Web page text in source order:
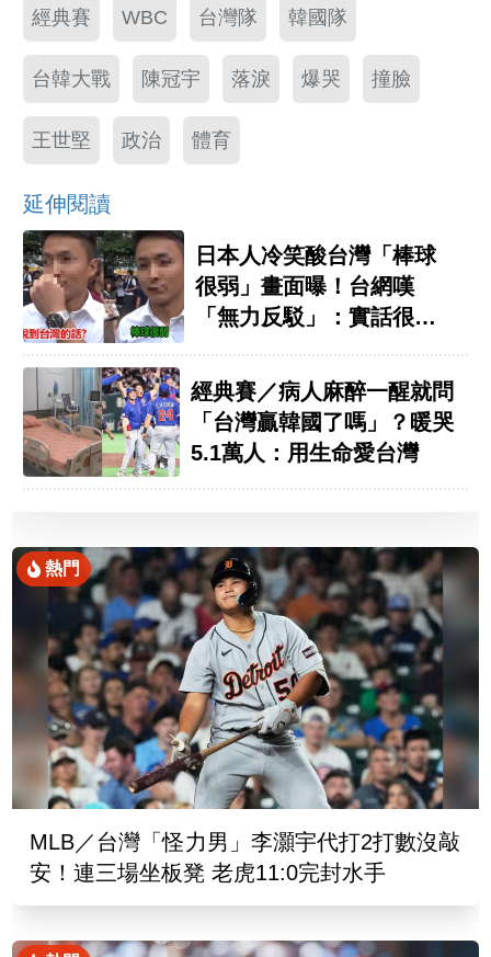
經典賽 WBC 台灣隊 韓國隊
台韓大戰 陳冠宇 落淚 爆哭 撞臉
王世堅 政治 體育
延伸閱讀
日本人冷笑酸台灣「棒球
很弱」畫面曝！台網嘆
「無力反駁」：實話很粗
經典賽／病人麻醉一醒就問
「台灣贏韓國了嗎」？暖哭
5.1萬人：用生命愛台灣
熱門
MLB／台灣「怪力男」李灝宇代打2打數沒敲
安！連三場坐板凳 老虎11:0完封水手